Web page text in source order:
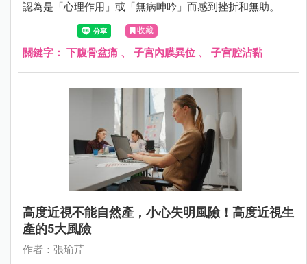
認為是「心理作用」或「無病呻吟」而感到挫折和無助。
收藏
關鍵字： 下腹骨盆痛 、 子宮內膜異位 、 子宮腔沾黏
高度近視不能自然產，小心失明風險！高度近視生
產的5大風險
作者：張瑜芹